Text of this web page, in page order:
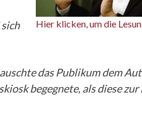
Hier klicken, um die
das Publikum dem
begegnete, als diese